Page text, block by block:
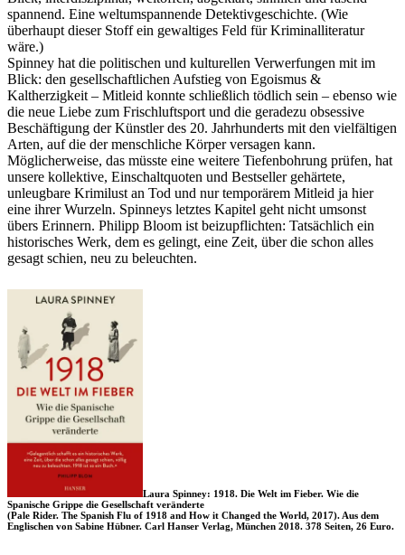
spannend. Eine weltumspannende Detektivgeschichte. (Wie
überhaupt dieser Stoff ein gewaltiges Feld für Kriminalliteratur
wäre.)
Spinney hat die politischen und kulturellen Verwerfungen mit im
Blick: den gesellschaftlichen Aufstieg von Egoismus &
Kaltherzigkeit – Mitleid konnte schließlich tödlich sein – ebenso wie
die neue Liebe zum Frischluftsport und die geradezu obsessive
Beschäftigung der Künstler des 20. Jahrhunderts mit den vielfältigen
Arten, auf die der menschliche Körper versagen kann.
Möglicherweise, das müsste eine weitere Tiefenbohrung prüfen, hat
unsere kollektive, Einschaltquoten und Bestseller gehärtete,
unleugbare Krimilust an Tod und nur temporärem Mitleid ja hier
eine ihrer Wurzeln. Spinneys letztes Kapitel geht nicht umsonst
übers Erinnern. Philipp Bloom ist beizupflichten: Tatsächlich ein
historisches Werk, dem es gelingt, eine Zeit, über die schon alles
gesagt schien, neu zu beleuchten.
Laura Spinney: 1918. Die Welt im Fieber. Wie die
Spanische Grippe die Gesellschaft veränderte
(Pale Rider. The Spanish Flu of 1918 and How it Changed the World, 2017). Aus dem
Englischen von Sabine Hübner. Carl Hanser Verlag, München 2018. 378 Seiten, 26 Euro.